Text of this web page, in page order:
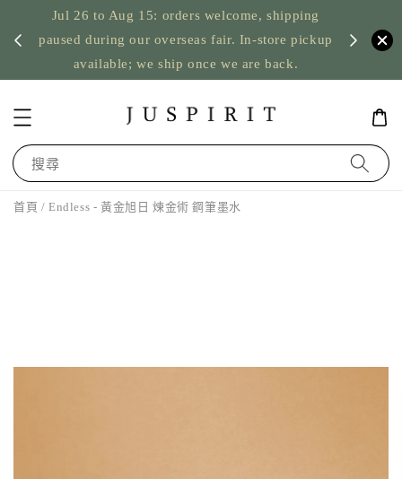
Jul 26 to Aug 15: orders welcome, shipping
paused during our overseas fair. In-store pickup
available; we ship once we are back.
US
搜尋
首頁 / Endless - 黃金旭日 煉金術 鋼筆墨水